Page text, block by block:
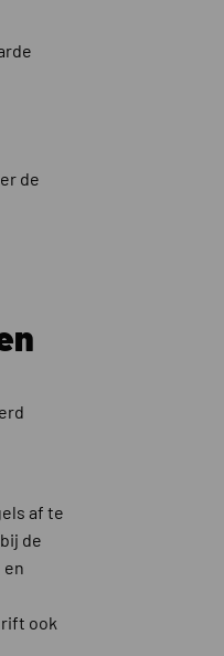
de
af te
de
en
ook